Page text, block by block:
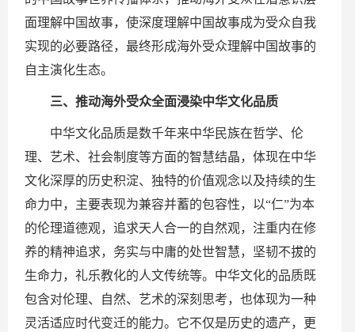
面理解中国故事，使深度理解中国故事成为受众自我
实现的必要路径，最终形成海外受众理解中国故事的
自主演化生态。
三、推动海外受众全面浸染中华文化品质
中华文化品质是数千年来中华民族在哲学、伦
理、艺术、社会制度等方面的智慧结晶，体现在中华
文化深厚的历史积淀、独特的价值观念以及持续的生
命力中，主要表现为兼容并蓄的包容性，以“仁”为本
的伦理道德观，追求天人合一的自然观，注重内在修
养的精神追求，务实与中庸的处世智慧，坚韧不拔的
生命力，礼乐教化的人文传统等。中华文化的品质既
包含对伦理、自然、艺术的深刻思考，也体现为一种
灵活适应时代变迁的能力。它不仅是历史的遗产，更